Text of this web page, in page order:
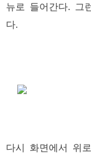
뉴로 들어간다. 그
다.
다시 화면에서 위